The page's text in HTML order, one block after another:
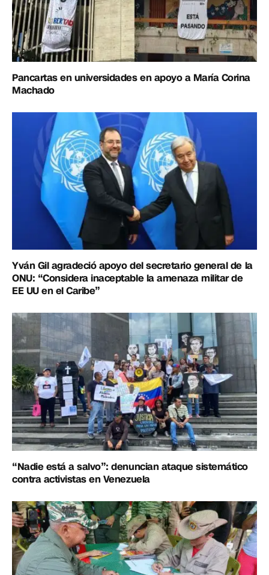
Pancartas en universidades en apoyo a María Corina
Machado
Yván Gil agradeció apoyo del secretario general de la
ONU: “Considera inaceptable la amenaza militar de
EE UU en el Caribe”
“Nadie está a salvo”: denuncian ataque sistemático
contra activistas en Venezuela